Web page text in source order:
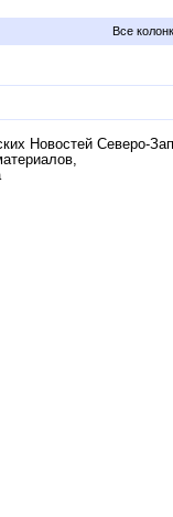
Все
Новостей Северо-